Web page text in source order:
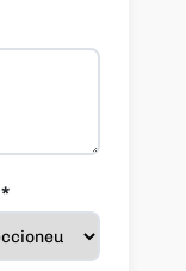
*